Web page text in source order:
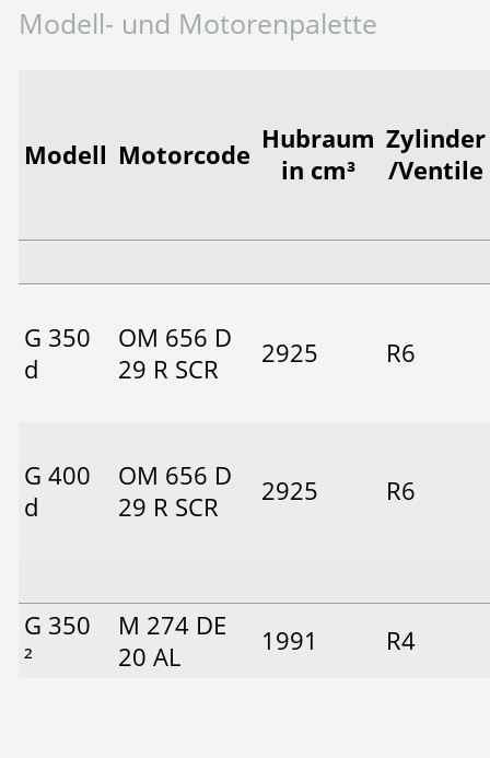
Modell- und Motorenpalette
Modell Motorcode Hubraum
in cm³
Zylinder
/Ventile
G 350
d
OM 656 D
29 R SCR
2925 R6
G 400
d
OM 656 D
29 R SCR
2925 R6
G 350
²
M 274 DE
20 AL
1991 R4